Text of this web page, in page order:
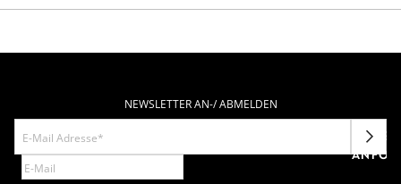
NEWSLETTER AN-/ ABMELDEN